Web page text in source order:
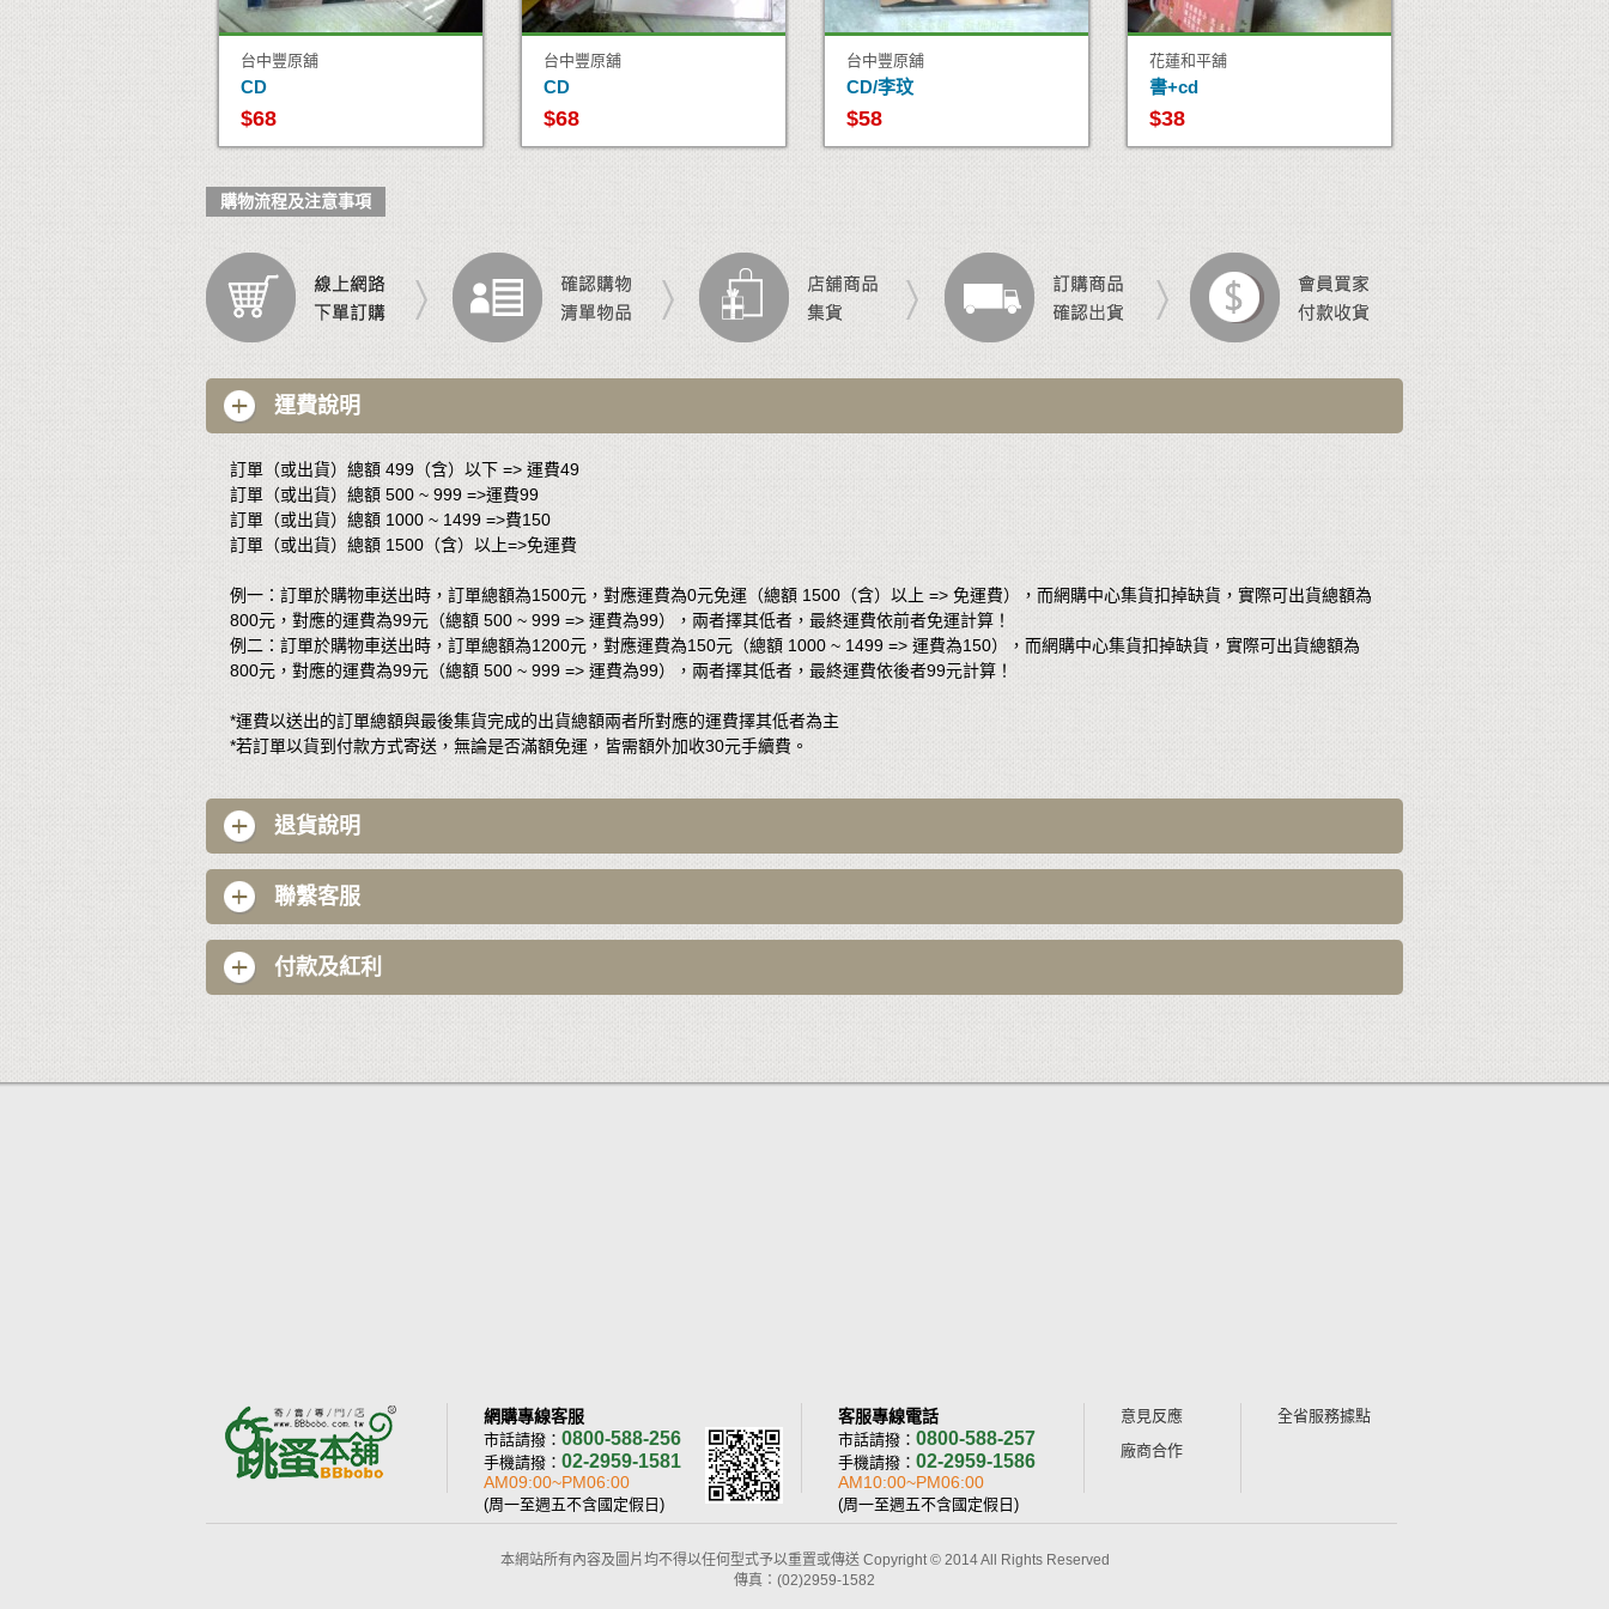
台中豐原舖
CD
$68
台中豐原舖
CD
$68
台中豐原舖
CD/李玟
$58
花蓮和平舖
書+cd
$38
購物流程及注意事項
運費說明
訂單（或出貨）總額 499（含）以下 => 運費49
訂單（或出貨）總額 500 ~ 999 =>運費99
訂單（或出貨）總額 1000 ~ 1499 =>費150
訂單（或出貨）總額 1500（含）以上=>免運費
例一：訂單於購物車送出時，訂單總額為1500元，對應運費為0元免運（總額 1500（含）以上 => 免運費），而網購中心集貨扣掉缺貨，實際可出貨總額為
800元，對應的運費為99元（總額 500 ~ 999 => 運費為99），兩者擇其低者，最終運費依前者免運計算！
例二：訂單於購物車送出時，訂單總額為1200元，對應運費為150元（總額 1000 ~ 1499 => 運費為150），而網購中心集貨扣掉缺貨，實際可出貨總額為
800元，對應的運費為99元（總額 500 ~ 999 => 運費為99），兩者擇其低者，最終運費依後者99元計算！
*運費以送出的訂單總額與最後集貨完成的出貨總額兩者所對應的運費擇其低者為主
*若訂單以貨到付款方式寄送，無論是否滿額免運，皆需額外加收30元手續費。
退貨說明
聯繫客服
付款及紅利
網購專線客服
市話請撥： 0800-588-256
手機請撥： 02-2959-1581
AM09:00~PM06:00
(周一至週五不含國定假日)
客服專線電話
市話請撥： 0800-588-257
手機請撥： 02-2959-1586
AM10:00~PM06:00
(周一至週五不含國定假日)
意見反應
廠商合作
全省服務據點
本網站所有內容及圖片均不得以任何型式予以重置或傳送 Copyright © 2014 All Rights Reserved
傳真：(02)2959-1582